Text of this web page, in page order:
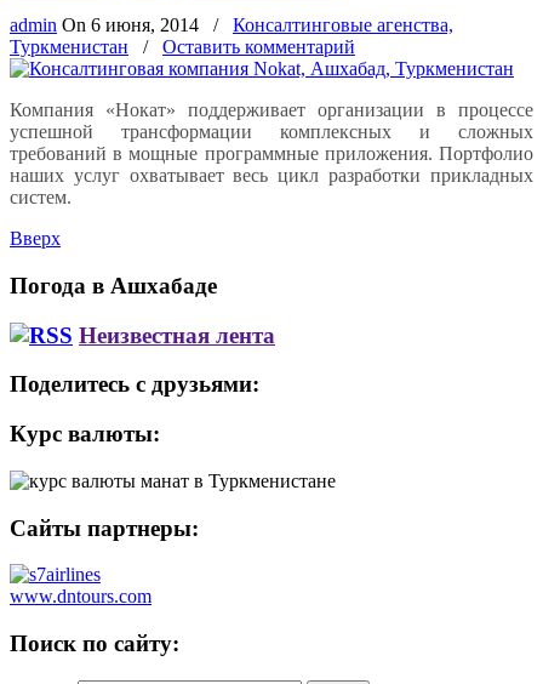
admin On 6 июня, 2014 /
Консалтинговые агенства,
Туркменистан
/ Оставить комментарий
Компания «Нокат» поддерживает организации в процессе
успешной трансформации комплексных и сложных
требований в мощные программные приложения. Портфолио
наших услуг охватывает весь цикл разработки прикладных
систем.
Вверх
Погода в Ашхабаде
Неизвестная лента
Поделитесь с друзьями:
Курс валюты:
Сайты партнеры:
www.dntours.com
Поиск по сайту: